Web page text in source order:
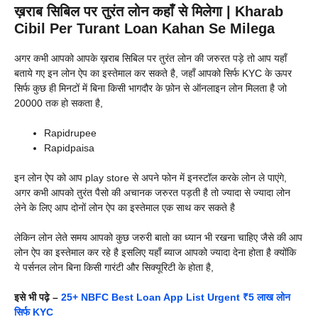
ख़राब सिबिल पर तुरंत लोन कहाँ से मिलेगा | Kharab
Cibil Per Turant Loan Kahan Se Milega
अगर कभी आपको आपके ख़राब सिबिल पर तुरंत लोन की जरुरत पड़े तो आप यहाँ
बताये गए इन लोन ऐप का इस्तेमाल कर सकते है, जहाँ आपको सिर्फ KYC के ऊपर
सिर्फ कुछ ही मिनटों में बिना किसी भागदौर के फ़ोन से ऑनलाइन लोन मिलता है जो
20000 तक हो सकता है,
Rapidrupee
Rapidpaisa
इन लोन ऐप को आप play store से अपने फोन में इनस्टॉल करके लोन ले पाएंगे,
अगर कभी आपको तुरंत पैसो की अचानक जरुरत पड़ती है तो ज्यादा से ज्यादा लोन
लेने के लिए आप दोनों लोन ऐप का इस्तेमाल एक साथ कर सकते है
लेकिन लोन लेते समय आपको कुछ जरुरी बातो का ध्यान भी रखना चाहिए जैसे की आप
लोन ऐप का इस्तेमाल कर रहे है इसलिए यहाँ ब्याज आपको ज्यादा देना होता है क्योंकि
ये पर्सनल लोन बिना किसी गारंटी और सिक्यूरिटी के होता है,
इसे भी पढ़े – 25+ NBFC Best Loan App List Urgent ₹5 लाख लोन
सिर्फ KYC